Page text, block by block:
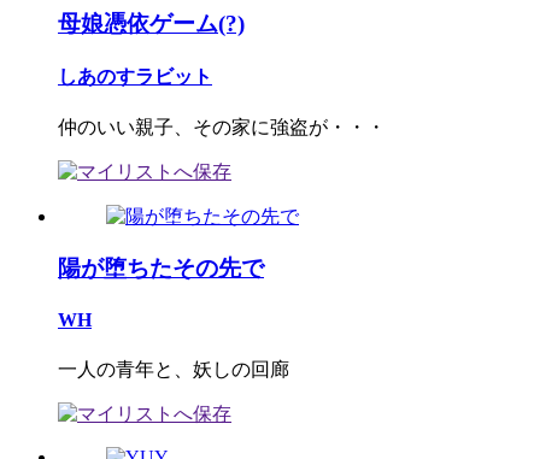
母娘憑依ゲーム(?)
しあのすラビット
仲のいい親子、その家に強盗が・・・
陽が堕ちたその先で
WH
一人の青年と、妖しの回廊